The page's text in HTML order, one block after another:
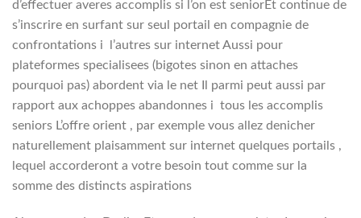
d’effectuer averes accomplis si l’on est seniorEt continue de
s’inscrire en surfant sur seul portail en compagnie de
confrontations i l’autres sur internet Aussi pour
plateformes specialisees (bigotes sinon en attaches
pourquoi pas) abordent via le net Il parmi peut aussi par
rapport aux achoppes abandonnes i tous les accomplis
seniors L’offre orient , par exemple vous allez denicher
naturellement plaisamment sur internet quelques portails ,
lequel accorderont a votre besoin tout comme sur la
somme des distincts aspirations